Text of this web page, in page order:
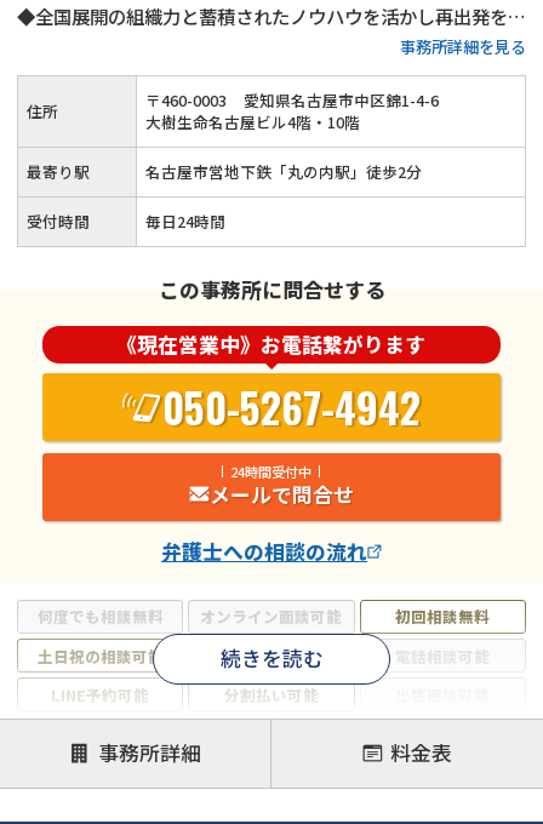
◆全国展開の組織力と蓄積されたノウハウを活かし再出発をサ
ポート◆プライバシーに配慮した安心の相談環境◆一人で抱え
込まず弁護士へご相談ください
事務所詳細を見る
何度でも相談無料 オンライン面談可能
初回相談無料
土日祝の相談可能
19時以降電話可能
電話相談可能
LINE予約可能
分割払い可能
続きを読む
住所 〒460-0003
愛知県名古屋市中区錦1-4-6
大樹生命名古屋ビル4階・10階
最寄り駅 名古屋市営地下鉄「丸の内駅」徒歩2分
受付時間 毎日24時間
この事務所に問合せする
《現在営業中》お電話繋がります
050-5267-4942
24時間受付中
メールで問合せ
弁護士への相談の流れ
事務所詳細 料金表